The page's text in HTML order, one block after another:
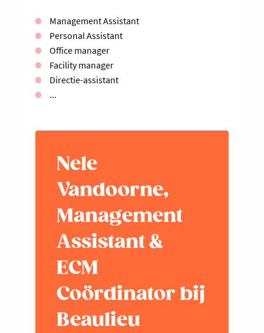
Management Assistant
Personal Assistant
Office manager
Facility manager
Directie-assistant
...
Nele
Vandoorne,
Management
Assistant &
ECM
Coördinator bij
Beaulieu